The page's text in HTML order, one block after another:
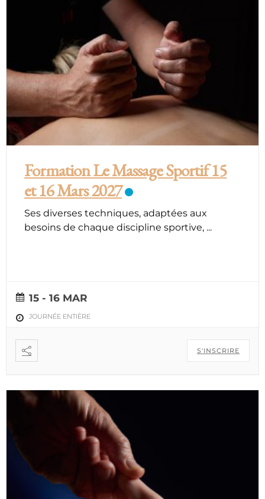
Formation Le Massage Sportif 15
et 16 Mars 2027
Ses diverses techniques, adaptées aux
besoins de chaque discipline sportive, ...
15 - 16 MAR
JOURNÉE ENTIÈRE
S'INSCRIRE